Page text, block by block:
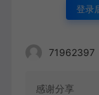
登录
71962397
感谢分享